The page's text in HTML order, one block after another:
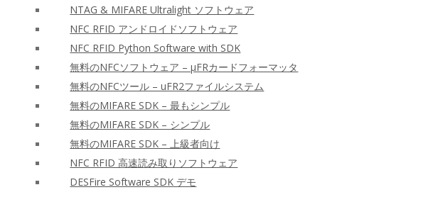
NTAG & MIFARE Ultralight ソフトウェア
NFC RFID アンドロイドソフトウェア
NFC RFID Python Software with SDK
無料のNFCソフトウェア – μFRカードフォーマッタ
無料のNFCツール – uFR2ファイルシステム
無料のMIFARE SDK – 最もシンプル
無料のMIFARE SDK – シンプル
無料のMIFARE SDK – 上級者向け
NFC RFID 高速読み取りソフトウェア
DESFire Software SDK デモ